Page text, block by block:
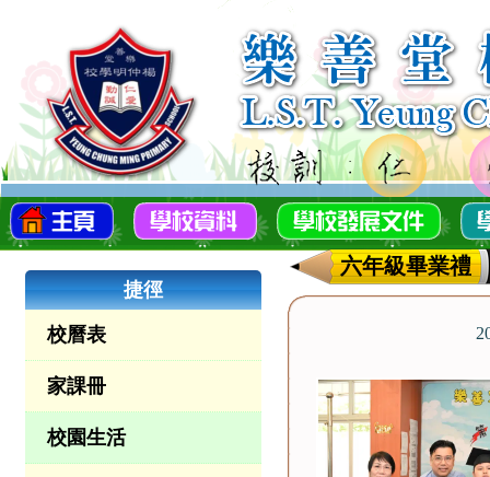
捷徑
校曆表
家課冊
校園生活
六年級畢業禮